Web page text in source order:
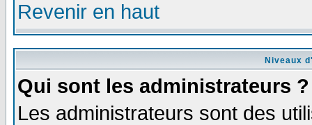
Revenir en haut
Niveaux
Qui sont les administrateurs ?
Les administrateurs sont des